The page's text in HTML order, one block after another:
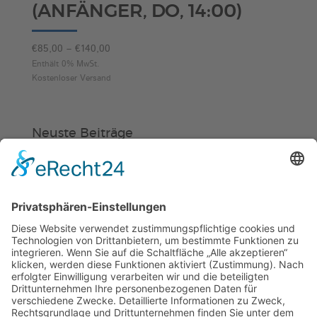
(ANFÄNGER, DO, 14:00)
€85,00 – € 140,00Preisspanne:
bis
Enthält 0% MwSt.
Kostenloser Versand
Neuste Beiträge
Verein
Schwimmabzeichen“
Sommercamps: Fußball, Tanz oder
Hockey